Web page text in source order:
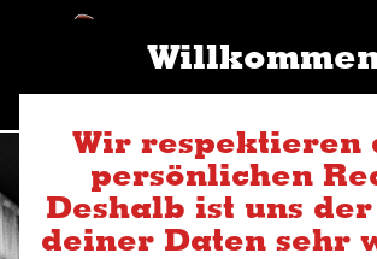
Wir respektieren
persönlichen
Deshalb ist uns
deiner Daten sehr